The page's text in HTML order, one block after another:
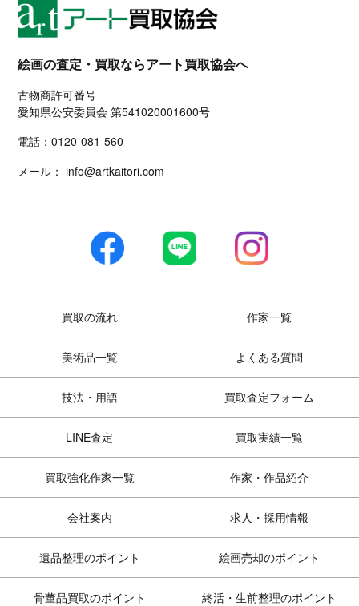
絵画の査定・買取ならアート買取協会へ
古物商許可番号
愛知県公安委員会 第541020001600号
電話：0120-081-560
メール： info@artkaitori.com
買取の流れ 作家一覧
美術品一覧 よくある質問
技法・用語 買取査定フォーム
LINE査定 買取実績一覧
買取強化作家一覧 作家・作品紹介
会社案内 求人・採用情報
遺品整理のポイント 絵画売却のポイント
骨董品買取のポイント 終活・生前整理のポイント